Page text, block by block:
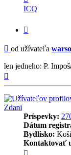
informácie
užívateľa
warsong
ICQ
Príspevok
od užívateľa
len jedneho: P.
Zdani
Príspevky:
Dátum
Bydlisko:
Kontaktovať